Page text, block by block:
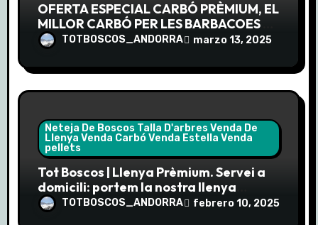
OFERTA ESPECIAL CARBÓ PRÈMIUM, EL
MILLOR CARBÓ PER LES BARBACOES DE
LA PRIMAVERA
TOTBOSCOS_ANDORRA marzo 13, 2025
Neteja De Boscos Talla D'arbres Venda De
Llenya Venda Carbó Venda Estella Venda
pellets
Tot Boscos | Llenya Prèmium. Servei a
domicili: portem la nostra llenya
prèmium directament a la teva porta.
TOTBOSCOS_ANDORRA febrero 10, 2025